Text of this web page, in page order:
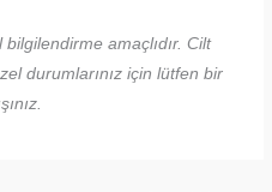
amaçlıdır. Cilt
durumlarınız için lütfen bir